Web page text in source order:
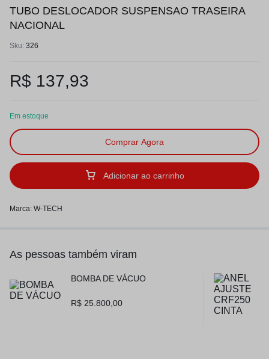
TUBO DESLOCADOR SUSPENSAO TRASEIRA
NACIONAL
Sku: 326
R$ 137,93
Em estoque
Adicionar ao carrinho
Comprar Agora
Marca: W-TECH
As pessoas também viram
BOMBA DE VÁCUO
R$ 25.800,00